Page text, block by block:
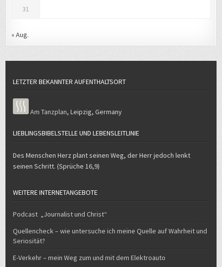
31
« Aug.
LETZTER BEKANNTER AUFENTHALTSORT
Am Tanzplan,Leipzig,Germany
LIEBLINGSBIBELSTELLE UND LEBENSLEITLINIE
Des Menschen Herz plant seinen Weg, der Herr jedoch lenkt
seinen Schritt. (Sprüche 16,9)
WEITERE INTERNETANGEBOTE
Podcast „Journalist und Christ“
Quellencheck – wie untersuche ich meine Quelle auf Wahrheit und
Seriosität?
E-Verkehr – mein Weg zum und mit dem Elektroauto